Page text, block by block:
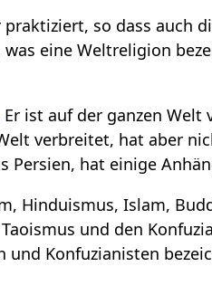
so dass auch
eine Weltreligion
Er ist auf der ganzen
verbreitet, hat aber
Persien, hat einige
Hinduismus, Islam,
und den
Konfuzianisten